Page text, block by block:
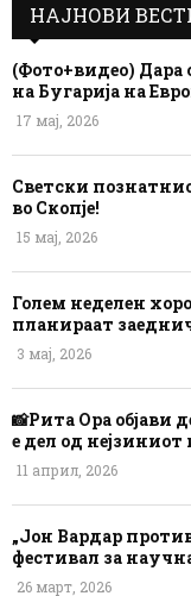
НАЈНОВИ
(Фото+видео) Дара
на Бугарија на
17 мај, 2026
Светски
во Скопје!
15 мај, 2026
Голем неделен
планираат
3 мај, 2026
📸Рита Ора објави
е дел од нејзиниот
11 април, 2026
„Јон Вардар
фестивал за
26 март, 2026